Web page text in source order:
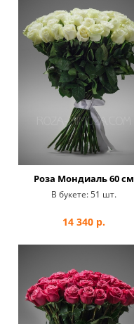
Роза Мондиаль 60 см
В букете:51 шт.
14 340 р.